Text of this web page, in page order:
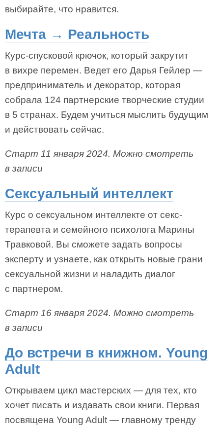
выбирайте, что нравится.
Мечта → Реальность
Курс-спусковой крючок, который закрутит
в вихре перемен. Ведет его Дарья Гейлер —
предприниматель и декоратор, которая
собрала 124 партнерские творческие студии
в 5 странах. Будем учиться мыслить будущим
и действовать сейчас.
Старт 11 января 2024. Можно смотреть
в записи
Сексуальный интеллект
Курс о сексуальном интеллекте от секс-
терапевта и семейного психолога Марины
Травковой. Вы сможете задать вопросы
эксперту и узнаете, как открыть новые грани
сексуальной жизни и наладить диалог
с партнером.
Старт 16 января 2024. Можно смотреть
в записи
До встречи в книжном. Young
Adult
Открываем цикл мастерских — для тех, кто
хочет писать и издавать свои книги. Первая
посвящена Young Adult — главному тренду